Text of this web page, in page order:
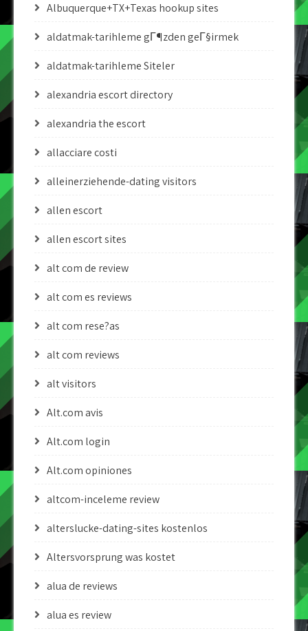
Albuquerque+TX+Texas hookup sites
aldatmak-tarihleme gГ¶zden geГ§irmek
aldatmak-tarihleme Siteler
alexandria escort directory
alexandria the escort
allacciare costi
alleinerziehende-dating visitors
allen escort
allen escort sites
alt com de review
alt com es reviews
alt com rese?as
alt com reviews
alt visitors
Alt.com avis
Alt.com login
Alt.com opiniones
altcom-inceleme review
alterslucke-dating-sites kostenlos
Altersvorsprung was kostet
alua de reviews
alua es review